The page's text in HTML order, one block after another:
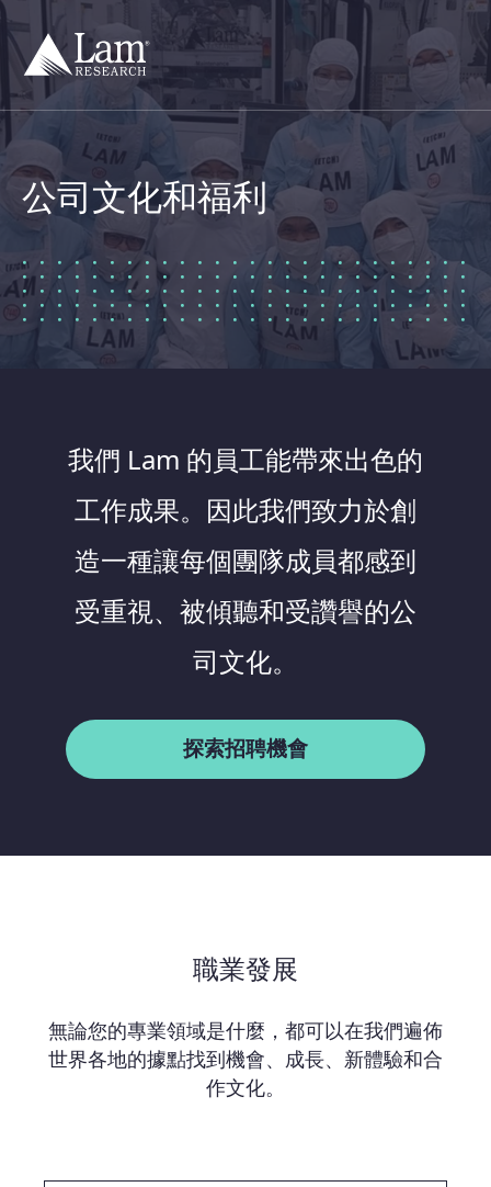
跳
轉
至
公司文化和福利
我們 Lam 的員工能帶來出色的
工作成果。因此我們致力於創
造一種讓每個團隊成員都感到
受重視、被傾聽和受讚譽的公
司文化。
探索招聘機會
職業發展
無論您的專業領域是什麼，都可以在我們遍佈
世界各地的據點找到機會、成長、新體驗和合
作文化。